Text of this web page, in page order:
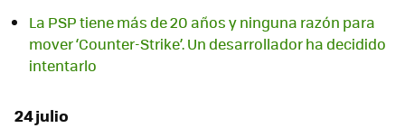
La PSP tiene más de 20 años y ninguna razón para
mover ‘Counter-Strike’. Un desarrollador ha decidido
intentarlo
24 julio